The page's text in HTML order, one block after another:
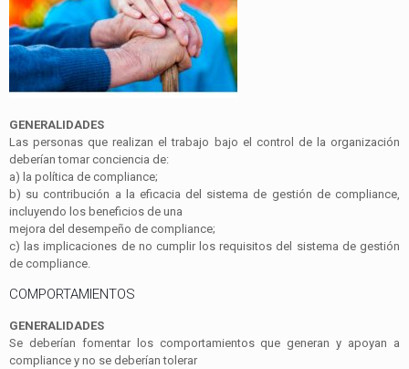
GENERALIDADES
Las personas que realizan el trabajo bajo el control de la organización
deberían tomar conciencia de:
a) la política de compliance;
b) su contribución a la eficacia del sistema de gestión decompliance
incluyendo los beneficios de una
mejora del desempeño de compliance;
c)las implicaciones de no cumplir los requisitos del sistema de gestión
de compliance
COMPORTAMIENTOS
GENERALIDADES
Se deberían fomentar los comportamientos que generan y apoyan a
compliance y no se deberían tolerar